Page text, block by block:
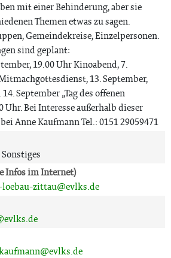
mit einer Behinderung, aber sie
Themen etwas zu sagen.
Gemeindekreise, Einzelpersonen.
sind geplant:
19.00 Uhr Kinoabend, 7.
13. September,
September „Tag des offenen
Uhr. Bei Interesse außerhalb dieser
Anne Kaufmann Tel.: 0151 29059471
Infos im Internet)
zittau@evlks.de